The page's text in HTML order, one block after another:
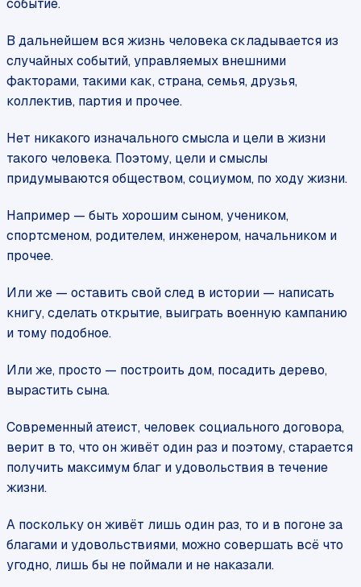
В дальнейшем вся жизнь человека складывается из
случайных событий, управляемых внешними
факторами, такими как, страна, семья, друзья,
коллектив, партия и прочее.
Нет никакого изначального смысла и цели в жизни
такого человека. Поэтому, цели и смыслы
придумываются обществом, социумом, по ходу жизни.
Например — быть хорошим сыном, учеником,
спортсменом, родителем, инженером, начальником и
прочее.
Или же — оставить свой след в истории — написать
книгу, сделать открытие, выиграть военную кампанию
и тому подобное.
Или же, просто — построить дом, посадить дерево,
вырастить сына.
Современный атеист, человек социального договора,
верит в то, что он живёт один раз и поэтому, старается
получить максимум благ и удовольствия в течение
жизни.
А поскольку он живёт лишь один раз, то и в погоне за
благами и удовольствиями, можно совершать всё что
угодно, лишь бы не поймали и не наказали.